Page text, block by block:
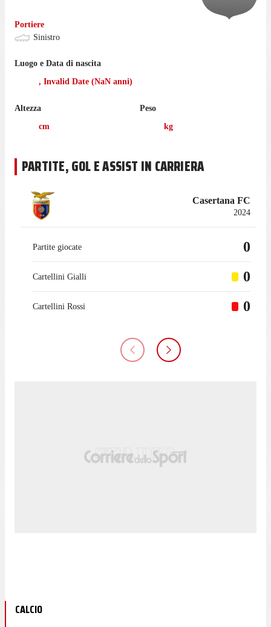
Portiere
Sinistro
Luogo e Data di nascita
, Invalid Date (NaN anni)
Altezza
cm
Peso
kg
PARTITE, GOL E ASSIST IN CARRIERA
Casertana FC
2024
Partite giocate 0
Cartellini Gialli 0
Cartellini Rossi 0
CALCIO